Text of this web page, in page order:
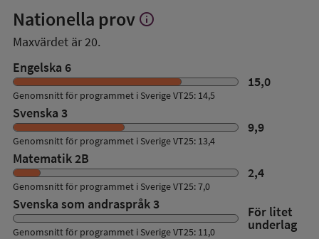
Nationella prov Visa
prov
info
Maxvärdet är 20.
Engelska 6
15,0
Genomsnitt för programmet i Sverige VT25: 14,5
Svenska 3
9,9
Genomsnitt för programmet i Sverige VT25: 13,4
Matematik 2B
2,4
Genomsnitt för programmet i Sverige VT25: 7,0
Svenska som andraspråk 3 För litet
underlag
Genomsnitt för programmet i Sverige VT25: 11,0